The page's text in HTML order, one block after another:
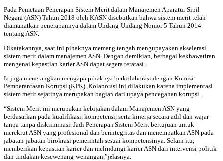
Pada Pemetaan Penerapan Sistem Merit dalam Manajemen Aparatur Sipil
Negara (ASN) Tahun 2018 oleh KASN disebutkan bahwa sistem merit telah
diamanatkan penerapannya dalam Undang-Undang Nomor 5 Tahun 2014
tentang ASN.
Dikatakannya, saat ini pihaknya memang tengah mengupayakan akselerasi
sistem merit dalam manajemen ASN. Dengan demikian, berbagai kekhawatiran
mengenai kepastian karier ASN dapat segera teratasi.
Ia juga menerangkan mengapa pihaknya berkolaborasi dengan Komisi
Pemberantasan Korupsi (KPK). Kolaborasi ini dilakukan karena implementasi
sistem merit sejatinya merupakan bagian dari upaya pencegahan korupsi.
“Sistem Merit ini merupakan kebijakan dalam Manajemen ASN yang
berdasarkan pada kualifikasi, kompetensi, serta kinerja secara adil dan wajar
tanpa tanpa diskriminasi. Jadi Penerapan Sistem Merit bertujuan untuk
merekrut ASN yang profesional dan berintegritas dan menempatkan ASN pada
jabatan-jabatan birokrasi pemerintah sesuai kompetensinya. Selain itu,
memberikan kepastian karier dan melindungi karier ASN dari intervensi politik
dan tindakan kesewenang-wenangan,”jelasnya.